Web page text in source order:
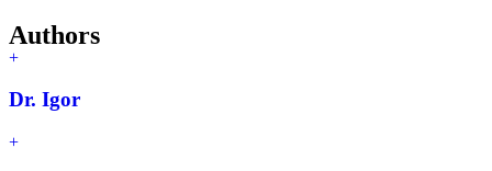
Authors
Dr. Igor